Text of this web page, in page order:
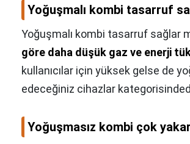
Yoğuşmalı kombi tasarruf
Yoğuşmalı kombi tasarruf sağlar
göre daha düşük gaz ve enerji
kullanıcılar için yüksek gelse de
edeceğiniz cihazlar
Yoğuşmasız kombi çok